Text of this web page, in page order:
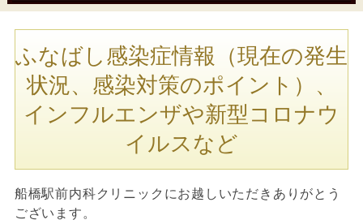
ふなばし感染症情報（現在の発生
状況、感染対策のポイント）、
インフルエンザや新型コロナウ
イルスなど
船橋駅前内科クリニックにお越しいただきありがとう
ございます。